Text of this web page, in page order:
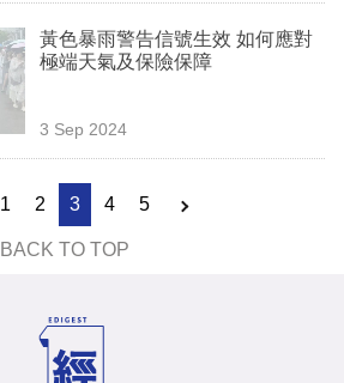
黃色暴雨警告信號生效 如何應對
極端天氣及保險保障
3 Sep 2024
1 2 3 4 5
BACK TO TOP